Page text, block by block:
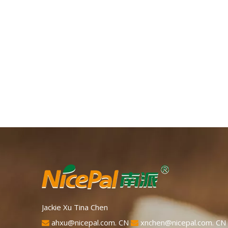
Jackie Xu Tina Chen
 ahxu@nicepal.com. CN  xnchen@nicepal.com. CN